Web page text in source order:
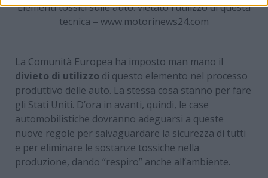
Elementi tossici sulle auto: vietato l’utilizzo di questa
tecnica – www.motorinews24.com
La Comunità Europea ha imposto man mano il
divieto di utilizzo di questo elemento nel processo
produttivo delle auto. La stessa cosa stanno per fare
gli Stati Uniti. D’ora in avanti, quindi, le case
automobilistiche dovranno adeguarsi a queste
nuove regole per salvaguardare la sicurezza di tutti
e per eliminare le sostanze tossiche nella
produzione, dando “respiro” anche all’ambiente.